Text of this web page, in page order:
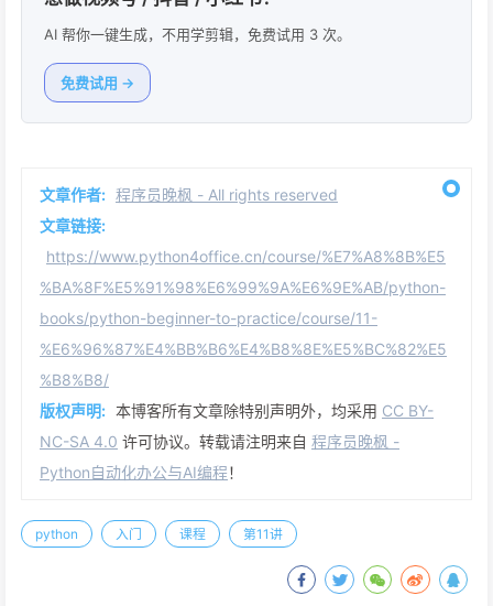
AI 帮你一键生成，不用学剪辑，免费试用 3 次。
免费试用 →
文章作者: 程序员晚枫 - All rights reserved
文章链接:
https://www.python4office.cn/course/%E7%A8%8B%E5
%BA%8F%E5%91%98%E6%99%9A%E6%9E%AB/python-
books/python-beginner-to-practice/course/11-
%E6%96%87%E4%BB%B6%E4%B8%8E%E5%BC%82%E5
%B8%B8/
版权声明: 本博客所有文章除特别声明外，均采用 CC BY-
NC-SA 4.0 许可协议。转载请注明来自 程序员晚枫 -
Python自动化办公与AI编程！
python 入门 课程 第11讲